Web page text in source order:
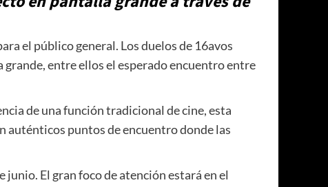
el público general. Los duelos de 16avos
entre ellos el esperado encuentro entre
de una función tradicional de cine, esta
auténticos puntos de encuentro donde las
El gran foco de atención estará en el